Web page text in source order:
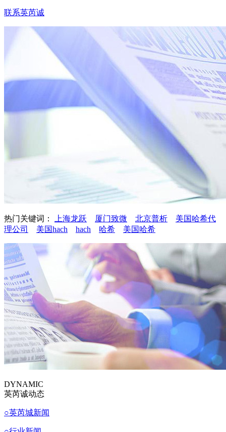
联系英芮诚
热门关键词： 上海龙跃 厦门致微 北京普析
美国哈希代
理公司
美国hach hach 哈希 美国哈希
DYNAMIC
英芮诚动态
○英芮城新闻